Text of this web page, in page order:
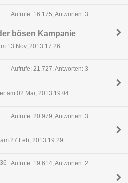
Aufrufe: 16.175, Antworten: 3
bösen Kampanie
13 Nov, 2013 17:26
Aufrufe: 21.727, Antworten: 3
am 02 Mai, 2013 19:04
Aufrufe: 20.979, Antworten: 3
27 Feb, 2013 19:29
Aufrufe: 19.614, Antworten: 2